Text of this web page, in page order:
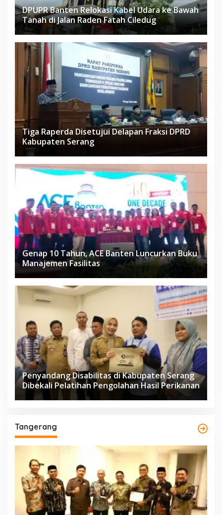
DPUPR Banten Relokasi Kabel Udara ke Bawah
Tanah di Jalan Raden Fatah Ciledug
Tiga Raperda Disetujui Delapan Fraksi DPRD
Kabupaten Serang
Genap 10 Tahun, ACE Banten Luncurkan Buku
Manajemen Fasilitas
Penyandang Disabilitas di Kabupaten Serang
Dibekali Pelatihan Pengolahan Hasil Perikanan
Tangerang